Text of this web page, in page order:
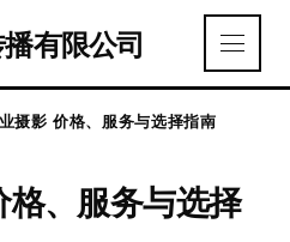
有限公司
摄影 价格、服务与选择指南
、服务与选择